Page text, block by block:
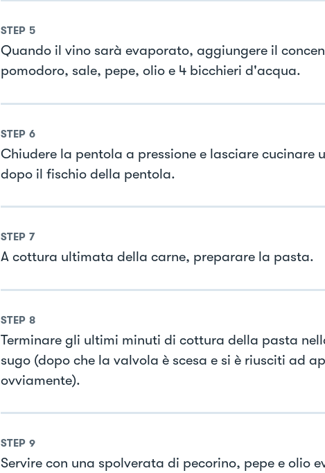
STEP 5
Quando il vino sarà evaporato, aggiungere il
pomodoro, sale, pepe, olio e 4 bicchieri d'acqua.
STEP 6
Chiudere la pentola a pressione e lasciare cucinare
dopo il fischio della pentola.
STEP 7
A cottura ultimata della carne, preparare la pasta.
STEP 8
Terminare gli ultimi minuti di cottura della pasta
sugo (dopo che la valvola è scesa e si è riusciti ad
ovviamente).
STEP 9
Servire con una spolverata di pecorino, pepe e olio